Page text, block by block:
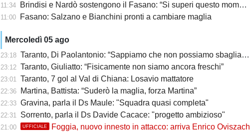
11:34 Brindisi e Nardò sostengono il Fasano: “Si superi questo momento quanto prima”
11:00 Fasano: Salzano e Bianchini pronti a cambiare maglia
Mercoledì 05 ago
23:18 Taranto, Di Paolantonio: “Sappiamo che non possiamo sbagliare”
23:12 Taranto, Giuliatto: “Fisicamente non siamo ancora freschi”
23:01 Taranto, 7 gol al Val di Chiana: Losavio mattatore
22:36 Martina, Battista: “Suderò la maglia, forza Martina”
22:33 Gravina, parla il Ds Maule: "Squadra quasi completa"
22:31 Sorrento, parla il Ds Davide Cacace: "progetto ambizioso"
21:00 UFFICIALE Foggia, nuovo innesto in attacco: arriva Enrico Oviszach